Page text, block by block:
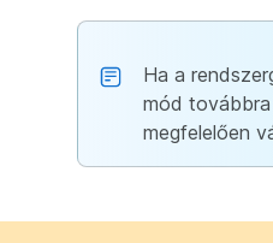
Ha a
mód
megfelelően